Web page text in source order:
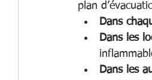
plan
Dans
Dans les
Dans les